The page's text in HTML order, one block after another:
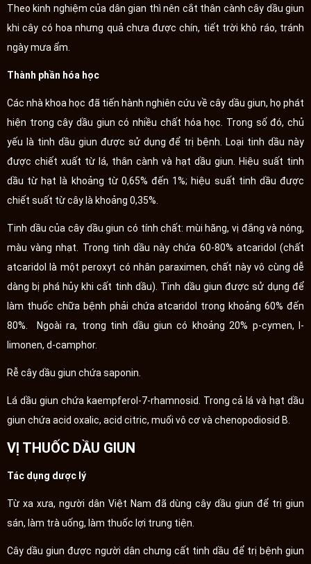
Theo kinh nghiệm của dân gian thì nên cắt thân cành cây dầu giun
khi cây có hoa nhưng quả chưa được chín, tiết trời khô ráo, tránh
ngày mưa ẩm.
Thành phần hóa học
Các nhà khoa học đã tiến hành nghiên cứu về cây dầu giun, họ phát
hiện trong cây dầu giun có nhiều chất hóa học. Trong số đó, chủ
yếu là tinh dầu giun được sử dụng để trị bệnh. Loại tinh dầu này
được chiết xuất từ lá, thân cành và hạt dầu giun. Hiệu suất tinh
dầu từ hạt là khoảng từ 0,65% đến 1%; hiệu suất tinh dầu được
chiết suất từ cây là khoảng 0,35%.
Tinh dầu của cây dầu giun có tính chất: mùi hăng, vị đắng và nóng,
màu vàng nhạt. Trong tinh dầu này chứa 60-80% atcaridol (chất
atcaridol là một peroxyt có nhân paraximen, chất này vô cùng dễ
dàng bị phá hủy khi cất tinh dầu). Tinh dầu giun được sử dụng để
làm thuốc chữa bệnh phải chứa atcaridol trong khoảng 60% đến
80%. Ngoài ra, trong tinh dầu giun có khoảng 20% p-cymen, l-
limonen, d-camphor.
Rễ cây dầu giun chứa saponin.
Lá dầu giun chứa kaempferol-7-rhamnosid. Trong cả lá và hạt dầu
giun chứa acid oxalic, acid citric, muối vô cơ và chenopodiosid B.
VỊ THUỐC DẦU GIUN
Tác dụng dược lý
Từ xa xưa, người dân Việt Nam đã dùng cây dầu giun để trị giun
sán, làm trà uống, làm thuốc lợi trung tiện.
Cây dầu giun được người dân chưng cất tinh dầu để trị bệnh giun